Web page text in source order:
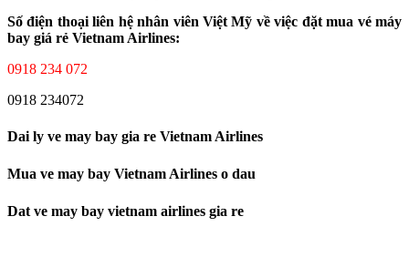
Số điện thoại liên hệ nhân viên Việt Mỹ về việc đặt mua vé máy
bay giá rẻ Vietnam Airlines:
0918 234 072
0918 234072
Dai ly ve may bay gia re Vietnam Airlines
Mua ve may bay Vietnam Airlines o dau
Dat ve may bay vietnam airlines gia re